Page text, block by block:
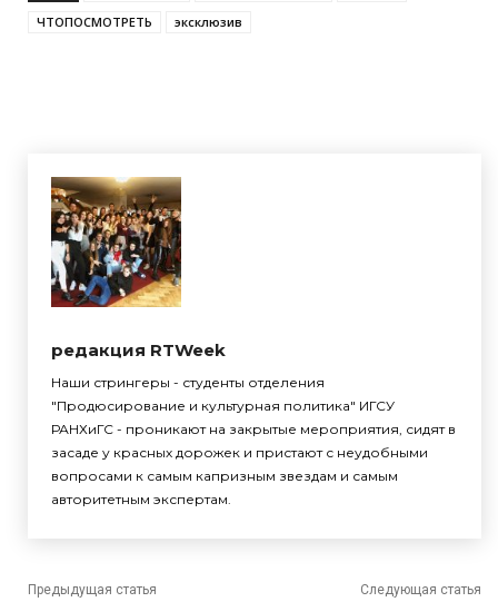
ЧТОПОСМОТРЕТЬ
эксклюзив
редакция RTWeek
Наши стрингеры - студенты отделения
"Продюсирование и культурная политика" ИГСУ
РАНХиГС - проникают на закрытые мероприятия, сидят в
засаде у красных дорожек и пристают с неудобными
вопросами к самым капризным звездам и самым
авторитетным экспертам.
Предыдущая статья Следующая статья